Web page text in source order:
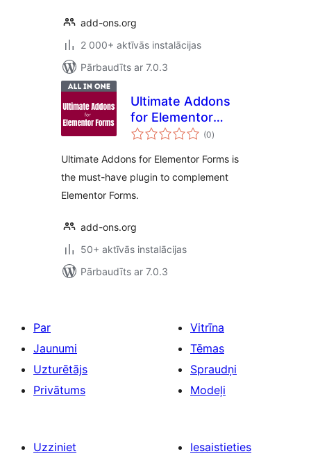
add-ons.org
2 000+ aktīvās instalācijas
Pārbaudīts ar 7.0.3
Ultimate Addons
for Elementor
Forms
(0vērtējumu
kopsumma
)
Ultimate Addons for Elementor Forms is
the must-have plugin to complement
Elementor Forms.
add-ons.org
50+ aktīvās instalācijas
Pārbaudīts ar 7.0.3
Par
Jaunumi
Uzturētājs
Privātums
Vitrīna
Tēmas
Spraudņi
Modeļi
Uzziniet
Iesaistieties